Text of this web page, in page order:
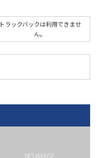
トラックバックは利用できませ
ん。